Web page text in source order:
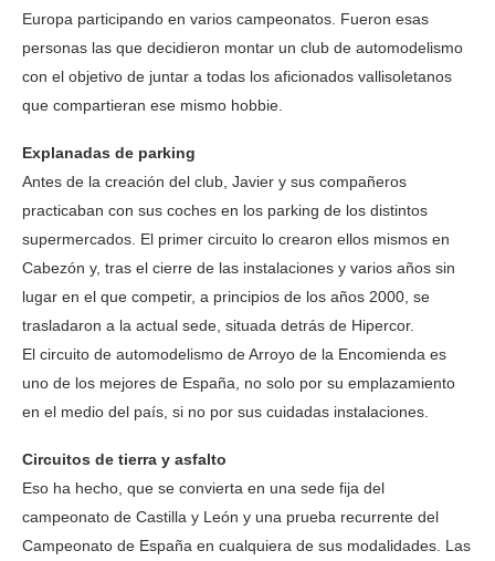
Europa participando en varios campeonatos. Fueron esas
personas las que decidieron montar un club de automodelismo
con el objetivo de juntar a todas los aficionados vallisoletanos
que compartieran ese mismo hobbie.
Explanadas de parking
Antes de la creación del club, Javier y sus compañeros
practicaban con sus coches en los parking de los distintos
supermercados. El primer circuito lo crearon ellos mismos en
Cabezón y, tras el cierre de las instalaciones y varios años sin
lugar en el que competir, a principios de los años 2000, se
trasladaron a la actual sede, situada detrás de Hipercor.
El circuito de automodelismo de Arroyo de la Encomienda es
uno de los mejores de España, no solo por su emplazamiento
en el medio del país, si no por sus cuidadas instalaciones.
Circuitos de tierra y asfalto
Eso ha hecho, que se convierta en una sede fija del
campeonato de Castilla y León y una prueba recurrente del
Campeonato de España en cualquiera de sus modalidades. Las